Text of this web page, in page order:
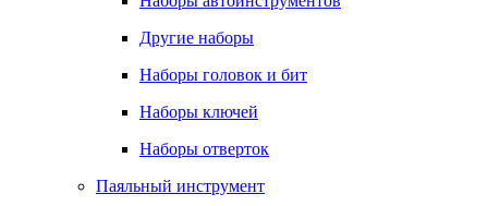
Другие наборы
Наборы головок и бит
Наборы ключей
Наборы отверток
Паяльный инструмент